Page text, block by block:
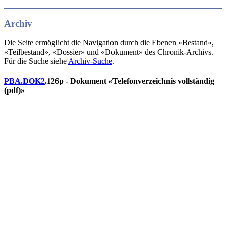
Archiv
Die Seite ermöglicht die Navigation durch die Ebenen «Bestand»,
«Teilbestand», «Dossier» und «Dokument» des Chronik-Archivs.
Für die Suche sieheArchiv-Suche.
PBA.DOK2.126p - Dokument «Telefonverzeichnis vollständig
(pdf)»